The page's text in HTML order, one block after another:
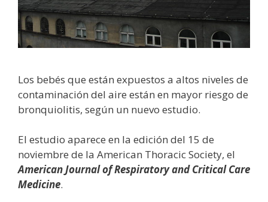
Los bebés que están expuestos a altos niveles de
contaminación del aire están en mayor riesgo de
bronquiolitis, según un nuevo estudio.
El estudio aparece en la edición del 15 de
noviembre de la American Thoracic Society, el
American Journal of Respiratory and Critical Care
Medicine.